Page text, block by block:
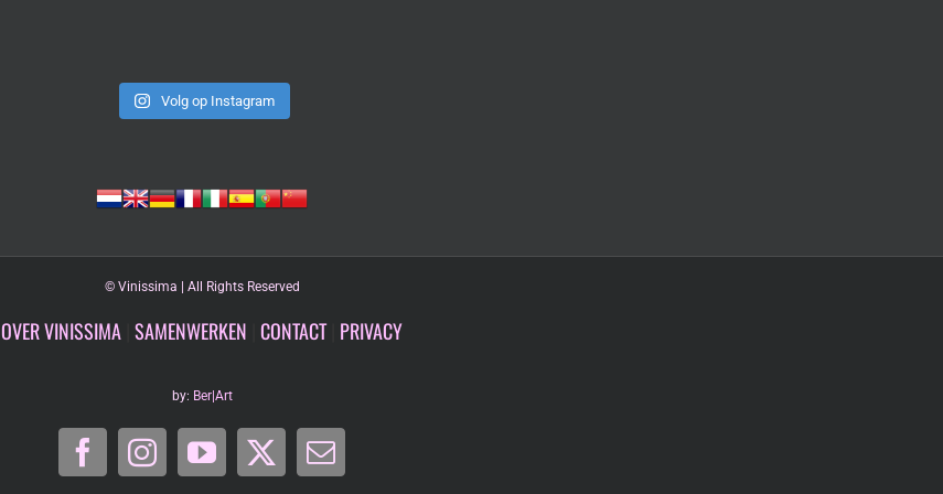
Volg op Instagram
© Vinissima | All Rights Reserved
OVER VINISSIMA SAMENWERKEN CONTACT| PRIVACY
by: Ber|Art
FacebookInstagram
YouTube
X
E-